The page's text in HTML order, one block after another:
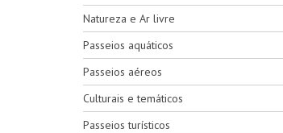
Natureza e Ar livre
Passeios aquáticos
Passeios aéreos
Culturais e temáticos
Passeios turísticos